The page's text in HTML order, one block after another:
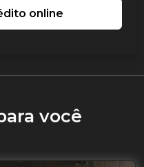
online
você